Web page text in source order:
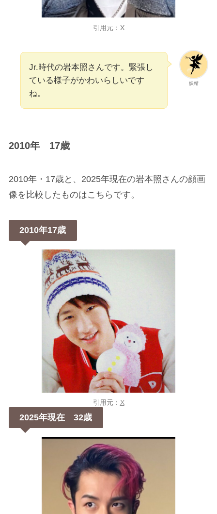
引用元：X
妖精
Jr.時代の岩本照さんです。緊張し
ている様子がかわいらしいです
ね。
2010年 17歳
2010年・17歳と、2025年現在の岩本照さんの顔画
像を比較したものはこちらです。
2010年17歳
引用元： X
2025年現在 32歳